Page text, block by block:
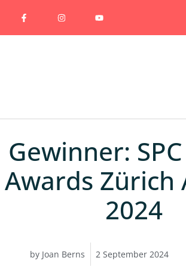
Gewinner:
Awards Zürich
2024
by Joan Berns 2 September 2024